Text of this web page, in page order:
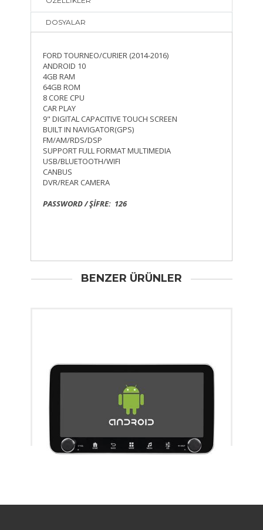
DOSYALAR
FORD TOURNEO/CURIER (2014-2016)
ANDROID 10
4GB RAM
64GB ROM
8 CORE CPU
CAR PLAY
9" DIGITAL CAPACITIVE TOUCH SCREEN
BUILT IN NAVIGATOR(GPS)
FM/AM/RDS/DSP
SUPPORT FULL FORMAT MULTIMEDIA
USB/BLUETOOTH/WIFI
CANBUS
DVR/REAR CAMERA
PASSWORD / ŞİFRE: 126
BENZER ÜRÜNLER